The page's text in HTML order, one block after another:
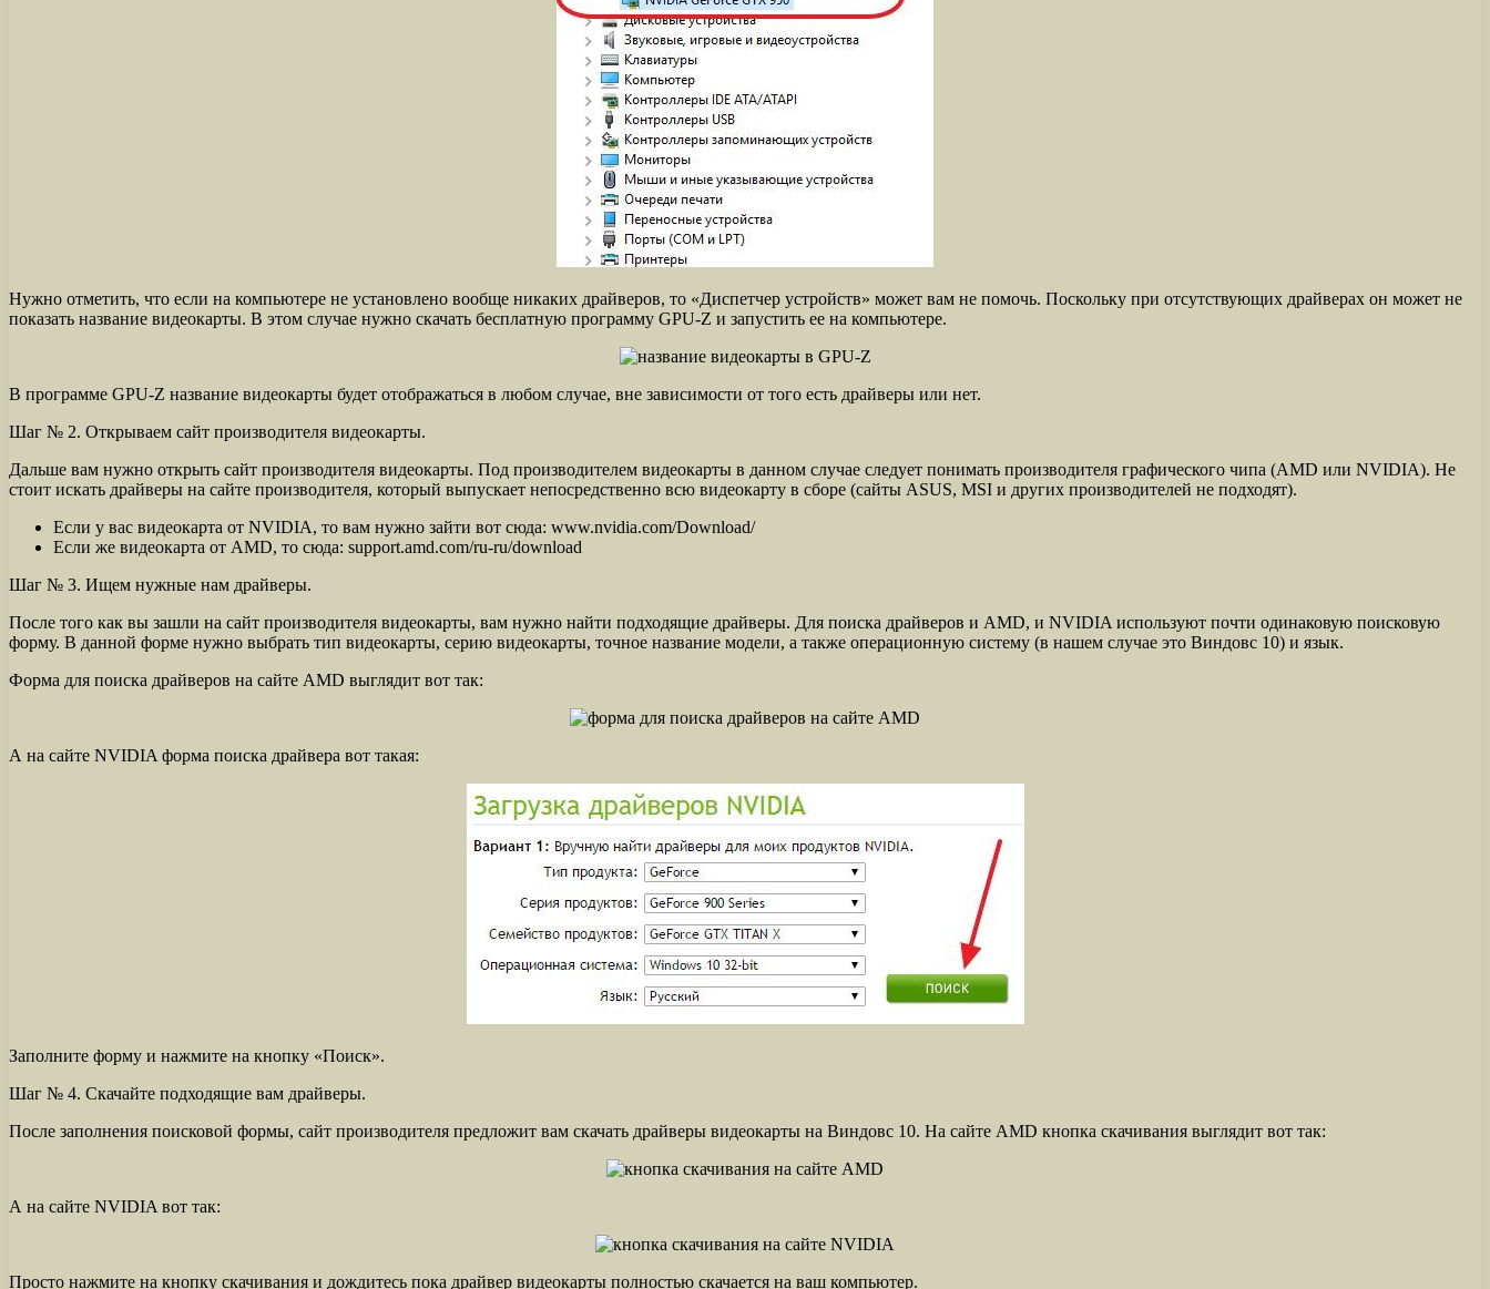
Нужно отметить, что если на компьютере не установлено вообще никаких драйверов, то «Диспетчер устройств» может вам не помочь. Поскольку при отсутствующих драйверах он может не
показать название видеокарты. В этом случае нужно скачать бесплатную программу GPU-Z и запустить ее на компьютере.
В программе GPU-Z название видеокарты будет отображаться в любом случае, вне зависимости от того есть драйверы или нет.
Шаг № 2. Открываем сайт производителя видеокарты.
Дальше вам нужно открыть сайт производителя видеокарты. Под производителем видеокарты в данном случае следует понимать производителя графического чипа (AMD или NVIDIA). Не
стоит искать драйверы на сайте производителя, который выпускает непосредственно всю видеокарту в сборе (сайты ASUS, MSI и других производителей не подходят).
Если у вас видеокарта от NVIDIA, то вам нужно зайти вот сюда: www.nvidia.com/Download/
Если же видеокарта от AMD, то сюда: support.amd.com/ru-ru/download
Шаг № 3. Ищем нужные нам драйверы.
После того как вы зашли на сайт производителя видеокарты, вам нужно найти подходящие драйверы. Для поиска драйверов и AMD, и NVIDIA используют почти одинаковую поисковую
форму. В данной форме нужно выбрать тип видеокарты, серию видеокарты, точное название модели, а также операционную систему (в нашем случае это Виндовс 10) и язык.
Форма для поиска драйверов на сайте AMD выглядит вот так:
А на сайте NVIDIA форма поиска драйвера вот такая:
Заполните форму и нажмите на кнопку «Поиск».
Шаг № 4. Скачайте подходящие вам драйверы.
После заполнения поисковой формы, сайт производителя предложит вам скачать драйверы видеокарты на Виндовс 10. На сайте AMD кнопка скачивания выглядит вот так:
А на сайте NVIDIA вот так:
Просто нажмите на кнопку скачивания и дождитесь пока драйвер видеокарты полностью скачается на ваш компьютер.